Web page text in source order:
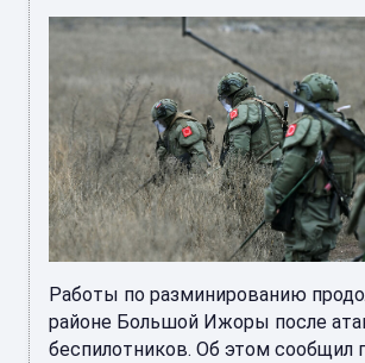
Работы по разминированию
районе Большой Ижоры после
беспилотников. Об этом сообщил